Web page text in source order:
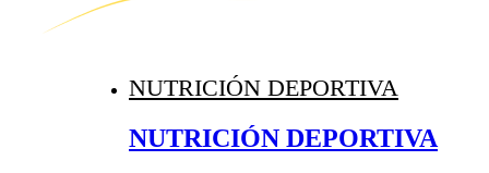
NUTRICIÓN DEPORTIVA
NUTRICIÓN DEPORTIVA